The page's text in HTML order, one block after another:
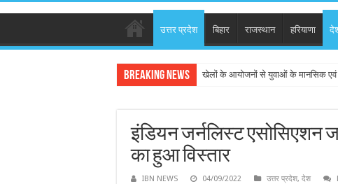
उत्तर प्रदेश बिहार राजस्थान हरियाणा
Breaking News खेलों के आयोजनों से युवाओं के मानसिक एवं
इंडियन जर्नलिस्ट एसोसिएशन
का हुआ विस्तार
IBN NEWS 04/09/2022 उत्तर प्रदेश, देश